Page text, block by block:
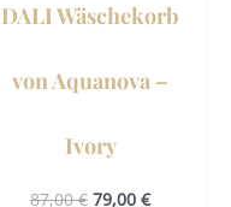
DALI Wäschekorb
von Aquanova –
Ivory
87,00€ 79,00 €